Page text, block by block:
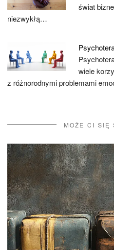
świat
niezwykłą…
wiele
z różnorodnymi problemami
MOŻE CI SIĘ